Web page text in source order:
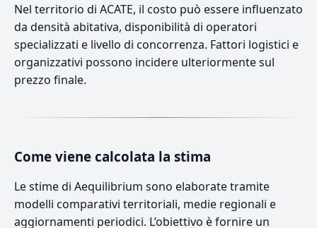
Nel territorio di ACATE, il costo può essere influenzato
da densità abitativa, disponibilità di operatori
specializzati e livello di concorrenza. Fattori logistici e
organizzativi possono incidere ulteriormente sul
prezzo finale.
Come viene calcolata la stima
Le stime di Aequilibrium sono elaborate tramite
modelli comparativi territoriali, medie regionali e
aggiornamenti periodici. L’obiettivo è fornire un